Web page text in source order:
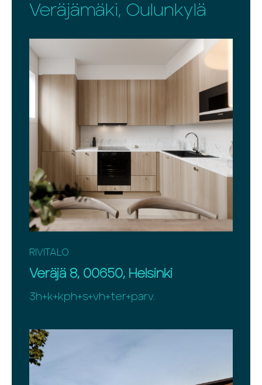
Veräjämäki, Oulunkylä
RIVITALO
Veräjä 8, 00650, Helsinki
3h+k+kph+s+vh+ter+parv.